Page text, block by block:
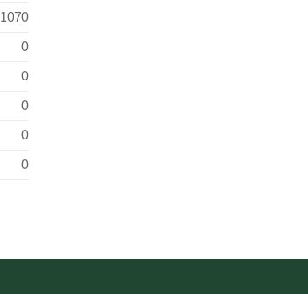
1070
0
0
0
0
0